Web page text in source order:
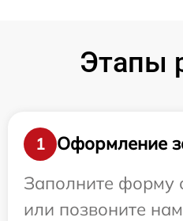
Этапы
1
Оформление
Заполните форму
или позвоните